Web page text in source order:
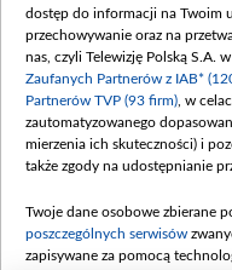
dostęp do informacji na Twoim
przechowywanie oraz na
nas, czyli Telewizję Polską S.A.
Zaufanych Partnerów z IAB*
Partnerów TVP (93 firm) , w
zautomatyzowanego
mierzenia ich skuteczności) i
także zgody na udostępnianie
Twoje dane osobowe zbierane
poszczególnych serwisów
zapisywane za pomocą